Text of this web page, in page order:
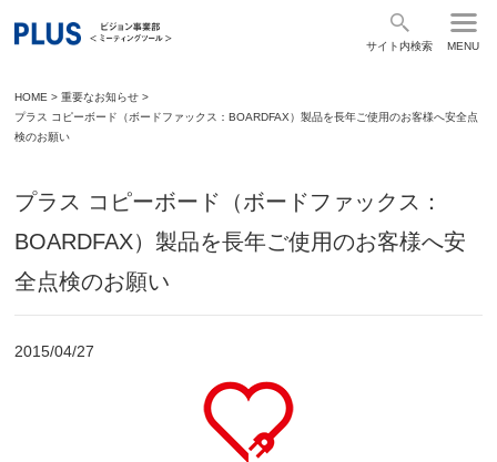
サイト内検索 MENU
HOME >重要なお知らせ >
プラス コピーボード（ボードファックス：BOARDFAX）製品を長年ご使用のお客様へ安全点
検のお願い
プラス コピーボード（ボードファックス：
BOARDFAX）製品を長年ご使用のお客様へ安
全点検のお願い
2015/04/27